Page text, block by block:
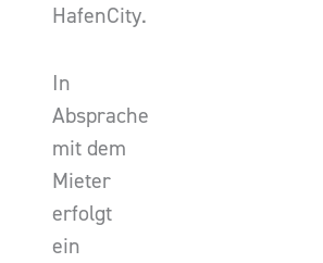
HafenCity.
In
Absprache
mit dem
Mieter
erfolgt
ein